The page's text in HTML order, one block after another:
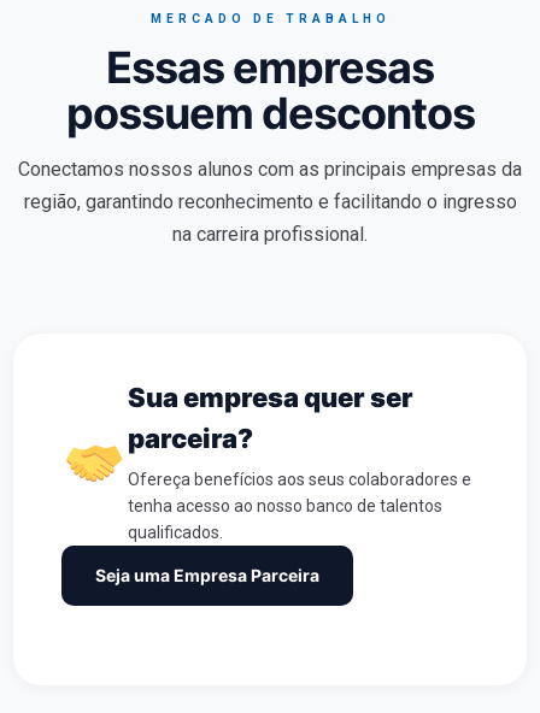
gratuito incluso
Tutoria dedicada
online e presencial
MERCADO DE TRABALHO
Essas empresas
possuem descontos
Conectamos nossos alunos com as principais empresas da
região, garantindo reconhecimento e facilitando o ingresso
na carreira profissional.
Sua empresa quer ser
parceira?
Ofereça benefícios aos seus colaboradores e
tenha acesso ao nosso banco de talentos
qualificados.
Seja uma Empresa Parceira